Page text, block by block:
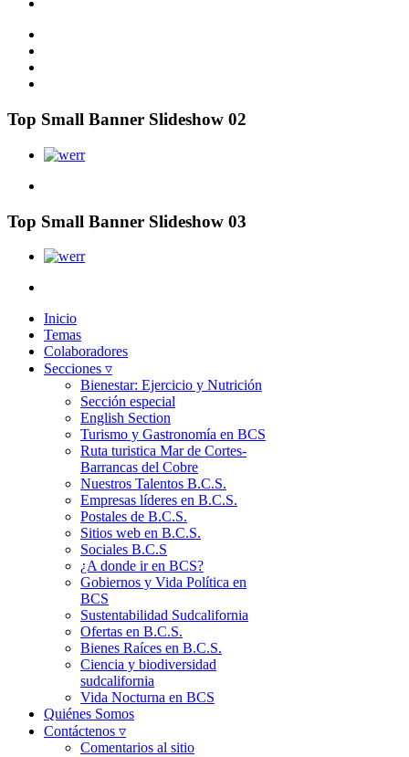
Top Small Banner Slideshow 02
Top Small Banner Slideshow 03
Inicio
Temas
Colaboradores
Secciones ▿
Bienestar: Ejercicio y Nutrición
Sección especial
English Section
Turismo y Gastronomía en BCS
Ruta turistica Mar de Cortes-
Barrancas del Cobre
Nuestros Talentos B.C.S.
Empresas líderes en B.C.S.
Postales de B.C.S.
Sitios web en B.C.S.
Sociales B.C.S
¿A donde ir en BCS?
Gobiernos y Vida Política en
BCS
Sustentabilidad Sudcalifornia
Ofertas en B.C.S.
Bienes Raíces en B.C.S.
Ciencia y biodiversidad
sudcalifornia
Vida Nocturna en BCS
Quiénes Somos
Contáctenos ▿
Comentarios al sitio